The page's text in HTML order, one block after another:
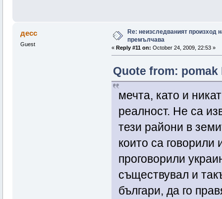
десс
Guest
Re: неизследваният произход
премълчава
« Reply #11 on: October 24, 2009, 22:53 »
Quote from: pomak
мечта, като и
реалност. Не са
тези райони в
които са говорили
проговорили
съществувал и
българи, да го